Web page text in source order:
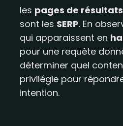
les pages de résultats
sont les SERP. En
qui apparaissent en
pour une requête
déterminer quel
privilégie pour
intention.